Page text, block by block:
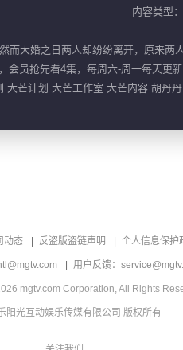
内容类型
而大婚之日两人却纷纷离开，原
会员抢先看4集，每周六-周一每天更
芒计划 大芒工作室 大芒内容 胡丹
动态 反盗版盗链声明 个人信息保护
用户反馈：
mgtv.com Corporation, All Rights
阳光互动娱乐传媒有限公司 版权所有